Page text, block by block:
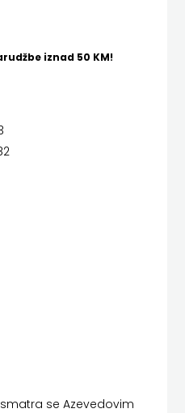
MARTIĆ
iznad 50 KM!
se Azevedovim